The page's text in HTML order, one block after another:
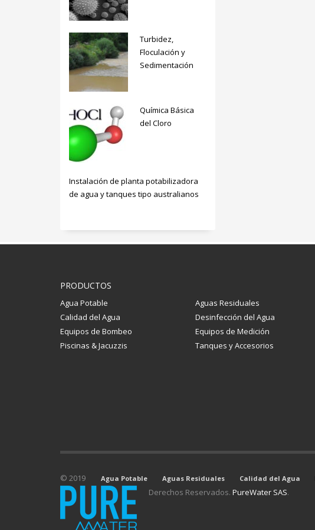
Turbidez,
Floculación y
Sedimentación
Química Básica
del Cloro
Instalación de planta potabilizadora
de agua y tanques tipo australianos
PRODUCTOS
Agua Potable
Aguas Residuales
Calidad del Agua
Desinfección del Agua
Equipos de Bombeo
Equipos de Medición
Piscinas & Jacuzzis
Tanques y Accesorios
Agua Potable Aguas Residuales Calidad del Agua
© 2019
Derechos Reservados. PureWater SAS.